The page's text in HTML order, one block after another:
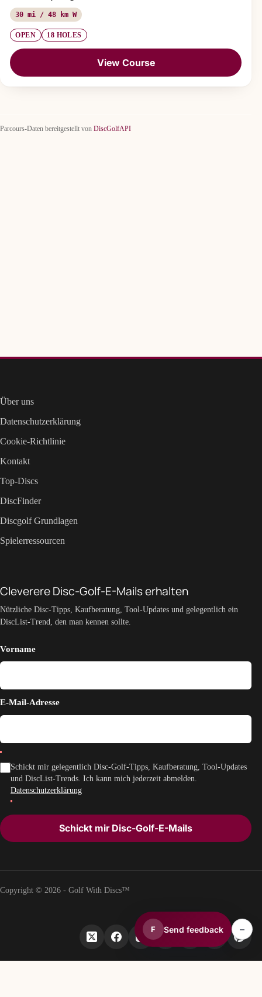
30 mi / 48 km W
OPEN 18 HOLES
View Course
Parcours-Daten bereitgestellt von DiscGolfAPI
Über uns
Datenschutzerklärung
Cookie-Richtlinie
Kontakt
Top-Discs
DiscFinder
Discgolf Grundlagen
Spielerressourcen
Cleverere Disc-Golf-E-Mails erhalten
Nützliche Disc-Tipps, Kaufberatung, Tool-Updates und gelegentlich ein
DiscList-Trend, den man kennen sollte.
Vorname
E-Mail-Adresse
Schickt mir gelegentlich Disc-Golf-Tipps, Kaufberatung, Tool-Updates
und DiscList-Trends. Ich kann mich jederzeit abmelden.
Datenschutzerklärung
Schickt mir Disc-Golf-E-Mails
Copyright © 2026 - Golf With Discs™
F Send feedback –